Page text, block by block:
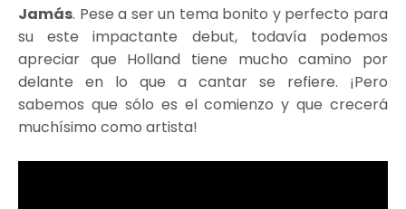
Jamás. Pese a ser un tema bonito y perfecto para
su este impactante debut, todavía podemos
apreciar que Holland tiene mucho camino por
delante en lo que a cantar se refiere. ¡Pero
sabemos que sólo es el comienzo y que crecerá
muchísimo como artista!